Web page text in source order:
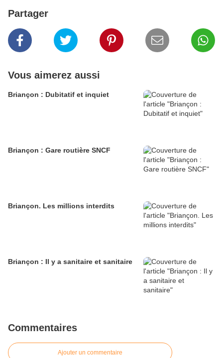
Partager
Vous aimerez aussi
Briançon : Dubitatif et inquiet
Briançon : Gare routière SNCF
Briançon. Les millions interdits
Briançon : Il y a sanitaire et sanitaire
Commentaires
Ajouter un commentaire